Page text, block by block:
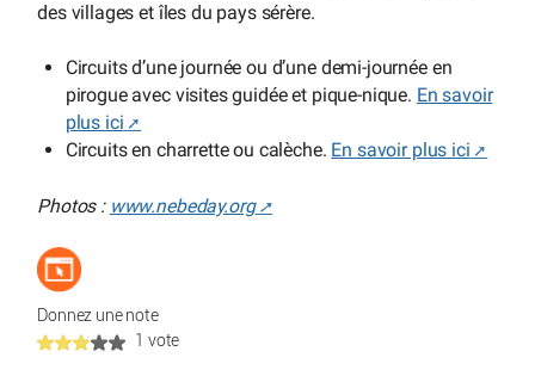
des villages et îles du pays sérère.
Circuits d’une journée ou d’une demi-journée en
pirogue avec visites guidée et pique-nique. En savoir
plus ici
Circuits en charrette ou calèche. En savoir plus ici
Photos : www.nebeday.org
Donnez une note
1 vote